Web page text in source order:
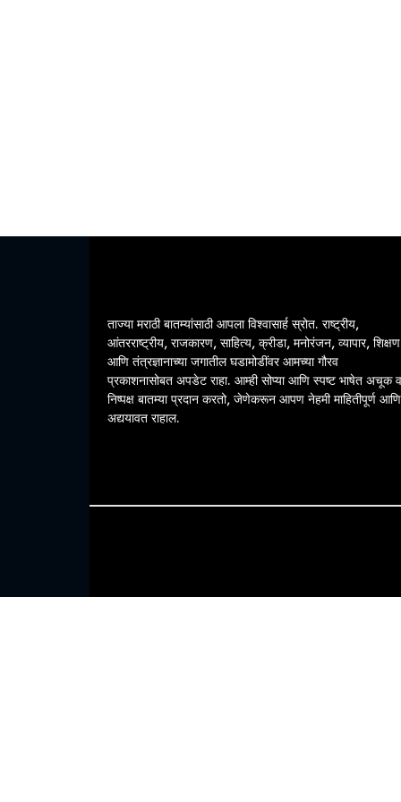
ताज्या मराठी बातम्यांसाठी आपला विश्वासार्ह स्रोत. राष्ट्रीय,
आंतरराष्ट्रीय, राजकारण, साहित्य, क्रीडा, मनोरंजन, व्यापार, शिक्षण
आणि तंत्रज्ञानाच्या जगातील घडामोडींवर आमच्या गौरव
प्रकाशनासोबत अपडेट राहा. आम्ही सोप्या आणि स्पष्ट भाषेत अचूक व
निष्पक्ष बातम्या प्रदान करतो, जेणेकरून आपण नेहमी माहितीपूर्ण आणि
अद्ययावत राहाल.